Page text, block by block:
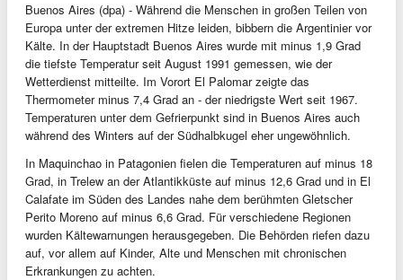
Buenos Aires (dpa) - Während die Menschen in großen Teilen von
Europa unter der extremen Hitze leiden, bibbern die Argentinier vor
Kälte. In der Hauptstadt Buenos Aires wurde mit minus 1,9 Grad
die tiefste Temperatur seit August 1991 gemessen, wie der
Wetterdienst mitteilte. Im Vorort El Palomar zeigte das
Thermometer minus 7,4 Grad an - der niedrigste Wert seit 1967.
Temperaturen unter dem Gefrierpunkt sind in Buenos Aires auch
während des Winters auf der Südhalbkugel eher ungewöhnlich.
In Maquinchao in Patagonien fielen die Temperaturen auf minus 18
Grad, in Trelew an der Atlantikküste auf minus 12,6 Grad und in El
Calafate im Süden des Landes nahe dem berühmten Gletscher
Perito Moreno auf minus 6,6 Grad. Für verschiedene Regionen
wurden Kältewarnungen herausgegeben. Die Behörden riefen dazu
auf, vor allem auf Kinder, Alte und Menschen mit chronischen
Erkrankungen zu achten.